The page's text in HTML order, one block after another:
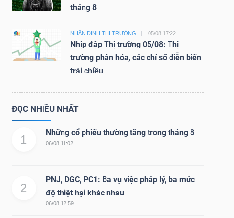
tháng 8
NHẬN ĐỊNH THỊ TRƯỜNG 05/08 17:22
Nhịp đập Thị trường 05/08: Thị
trường phân hóa, các chỉ số diễn biến
trái chiều
ĐỌC NHIỀU NHẤT
1
Những cổ phiếu thường tăng trong tháng 8
06/08 11:02
2
PNJ, DGC, PC1: Ba vụ việc pháp lý, ba mức
độ thiệt hại khác nhau
06/08 12:59